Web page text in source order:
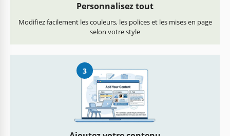
Personnalisez tout
Modifiez facilement les couleurs, les polices et les mises en page
selon votre style
3